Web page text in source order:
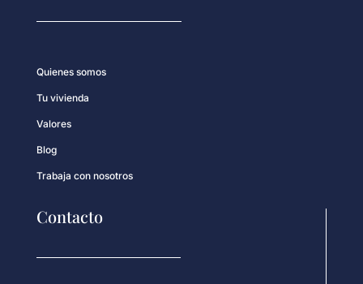
Quienes somos
Tu vivienda
Valores
Blog
Trabaja con nosotros
Contacto